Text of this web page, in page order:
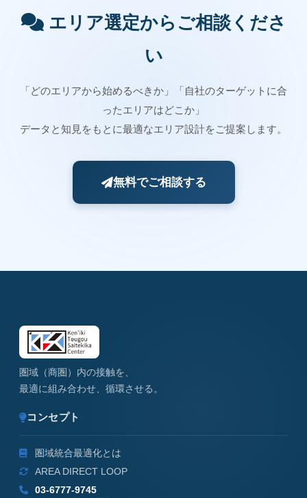
エリア選定からご相談くださ
い
「どのエリアから始めるべきか」「自社のターゲットに合
ったエリアはどこか」
データと知見をもとに最適なエリア設計をご提案します。
無料でご相談する
圏域（商圏）内の接触を、
最適に組み合わせ、循環させる。
コンセプト
圏域統合最適化とは
AREA DIRECT LOOP
03-6777-9745